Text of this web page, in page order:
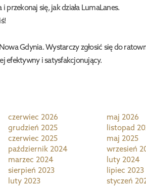
przekonaj się, jak działa LumaLanes.
Gdynia. Wystarczy zgłosić się do
efektywny i satysfakcjonujący.
czerwiec 2026 maj 2026
grudzień 2025 listopad
czerwiec 2025 maj 2025
październik 2024 wrzesień
marzec 2024 luty 2024
sierpień 2023 lipiec 2023
luty 2023 styczeń